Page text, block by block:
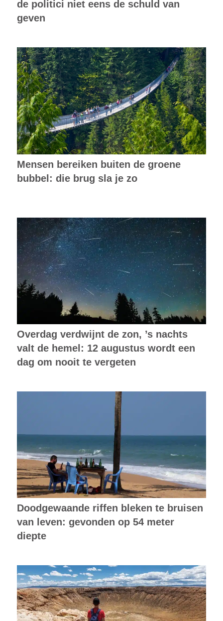
de politici niet eens de schuld van
geven
Mensen bereiken buiten de groene
bubbel: die brug sla je zo
Overdag verdwijnt de zon, ’s nachts
valt de hemel: 12 augustus wordt een
dag om nooit te vergeten
Doodgewaande riffen bleken te bruisen
van leven: gevonden op 54 meter
diepte